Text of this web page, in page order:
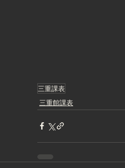
三重課表
三重館課表